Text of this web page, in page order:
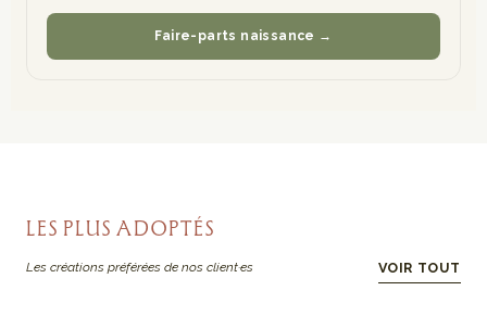
Faire-parts naissance →
LES PLUS ADOPTÉS
Les créations préférées de nos client·es VOIR TOUT